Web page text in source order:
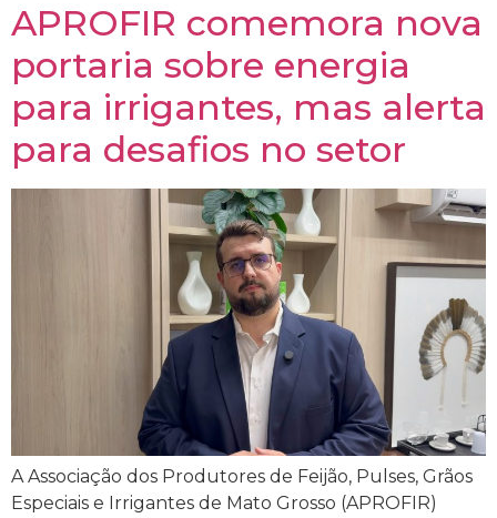
APROFIR comemora nova
portaria sobre energia
para irrigantes, mas alerta
para desafios no setor
A Associação dos Produtores de Feijão, Pulses, Grãos
Especiais e Irrigantes de Mato Grosso (APROFIR)